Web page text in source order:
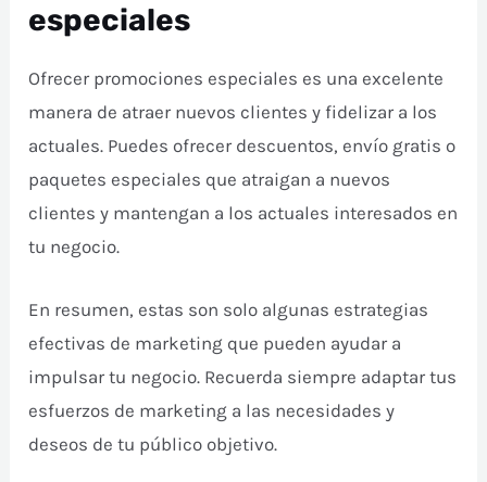
especiales
Ofrecer promociones especiales es una excelente
manera de atraer nuevos clientes y fidelizar a los
actuales. Puedes ofrecer descuentos, envío gratis o
paquetes especiales que atraigan a nuevos
clientes y mantengan a los actuales interesados en
tu negocio.
En resumen, estas son solo algunas estrategias
efectivas de marketing que pueden ayudar a
impulsar tu negocio. Recuerda siempre adaptar tus
esfuerzos de marketing a las necesidades y
deseos de tu público objetivo.